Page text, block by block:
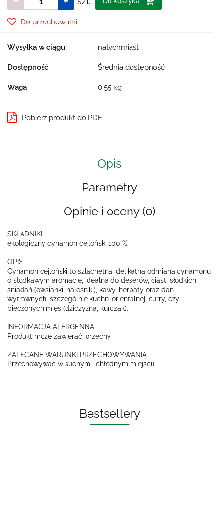
Do przechowalni
Wysyłka w ciągu natychmiast
Dostępność Średnia dostępność
Waga 0.55 kg
Pobierz produkt do PDF
Opis
Parametry
Opinie i oceny (0)
SKŁADNIKI
ekologiczny cynamon cejloński 100 %.
OPIS
Cynamon cejloński to szlachetna, delikatna odmiana cynamonu
o słodkawym aromacie, idealna do deserów, ciast, słodkich
śniadań (owsianki, naleśniki), kawy, herbaty oraz dań
wytrawnych, szczególnie kuchni orientalnej, curry, czy
pieczonych mięs (dziczyzna, kurczak).
INFORMACJA ALERGENNA
Produkt może zawierać: orzechy.
ZALECANE WARUNKI PRZECHOWYWANIA
Przechowywać w suchym i chłodnym miejscu.
Bestsellery